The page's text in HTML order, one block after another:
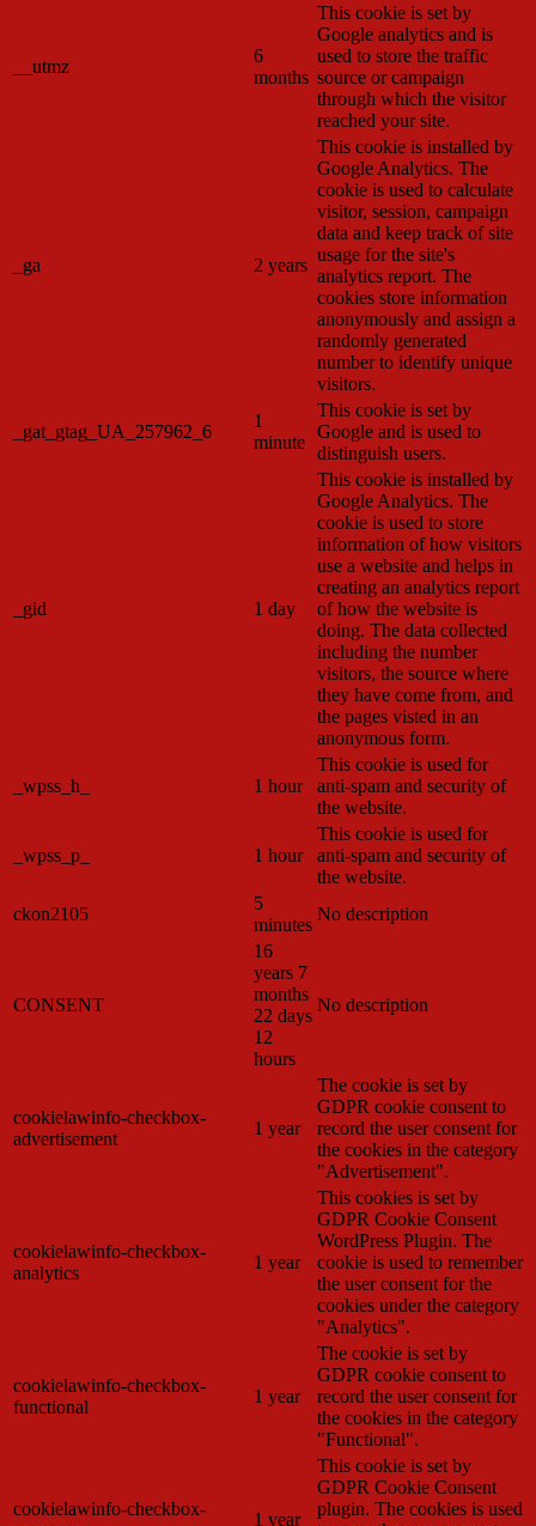
__utmz
6
months
This cookie is set by
Google analytics and is
used to store the traffic
source or campaign
through which the visitor
reached your site.
_ga 2 years
This cookie is installed by
Google Analytics. The
cookie is used to calculate
visitor, session, campaign
data and keep track of site
usage for the site's
analytics report. The
cookies store information
anonymously and assign a
randomly generated
number to identify unique
visitors.
_gat_gtag_UA_257962_6
1
minute
This cookie is set by
Google and is used to
distinguish users.
_gid 1 day
This cookie is installed by
Google Analytics. The
cookie is used to store
information of how visitors
use a website and helps in
creating an analytics report
of how the website is
doing. The data collected
including the number
visitors, the source where
they have come from, and
the pages visted in an
anonymous form.
_wpss_h_ 1 hour
This cookie is used for
anti-spam and security of
the website.
_wpss_p_ 1 hour
This cookie is used for
anti-spam and security of
the website.
ckon2105
5
minutes
No description
CONSENT
16
years 7
months
22 days
12
hours
No description
cookielawinfo-checkbox-
advertisement
1 year
The cookie is set by
GDPR cookie consent to
record the user consent for
the cookies in the category
"Advertisement".
cookielawinfo-checkbox-
analytics
1 year
This cookies is set by
GDPR Cookie Consent
WordPress Plugin. The
cookie is used to remember
the user consent for the
cookies under the category
"Analytics".
cookielawinfo-checkbox-
functional
1 year
The cookie is set by
GDPR cookie consent to
record the user consent for
the cookies in the category
"Functional".
cookielawinfo-checkbox-
1 year
This cookie is set by
GDPR Cookie Consent
plugin. The cookies is used